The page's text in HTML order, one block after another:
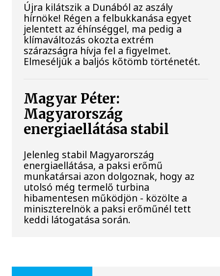
Újra kilátszik a Dunából az aszály
hírnöke! Régen a felbukkanása egyet
jelentett az éhínséggel, ma pedig a
klímaváltozás okozta extrém
szárazságra hívja fel a figyelmet.
Elmeséljük a baljós kőtömb történetét.
Magyar Péter:
Magyarország
energiaellátása stabil
Jelenleg stabil Magyarország
energiaellátása, a paksi erőmű
munkatársai azon dolgoznak, hogy az
utolsó még termelő turbina
hibamentesen működjön - közölte a
miniszterelnök a paksi erőműnél tett
keddi látogatása során.